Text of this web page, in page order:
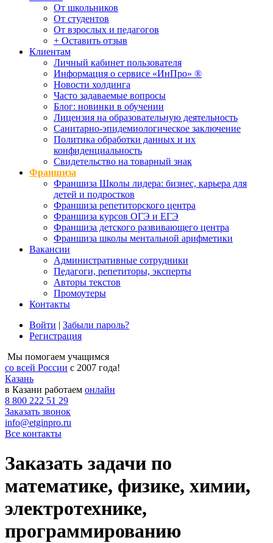
От школьников
От студентов
От взрослых и педагогов
+ Оставить отзыв
Клиентам
Личный кабинет пользователя
Информация о сервисе «ИнПро» ®
Новости холдинга
Часто задаваемые вопросы
Блог: новинки в обучении
Лицензия на образовательную деятельность
Санитарно-эпидемиологическое заключение
Политика обработки данных и их
конфиденциальность
Свидетельство на товарный знак
Франшиза
Франшиза Школы лидера: бизнес, карьера для
детей и подростков
Франшиза репетиторского центра
Франшиза курсов ОГЭ и ЕГЭ
Франшиза детского развивающего центра
Франшиза школы ментальной арифметики
Вакансии
Административные сотрудники
Педагоги, репетиторы, эксперты
Авторы текстов
Промоутеры
Контакты
Войти | Забыли пароль?
Регистрация
Мы помогаем учащимся
со всей России с 2007 года!
Казань
в Казани работаем онлайн
8 800 222 51 29
Заказать звонок
info@etginpro.ru
Все контакты
Заказать задачи по
математике, физике, химии,
электротехнике,
программированию